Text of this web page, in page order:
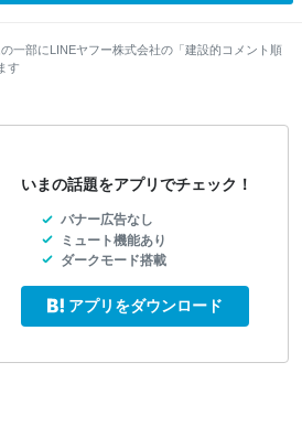
一部にLINEヤフー株式会社の「建設的コメント順
す
いまの話題をアプリでチェック！
バナー広告なし
ミュート機能あり
ダークモード搭載
アプリをダウンロード